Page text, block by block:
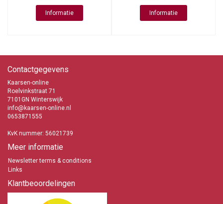
Informatie Informatie
Contactgegevens
Kaarsen-online
Roelvinkstraat 71
7101GN Winterswijk
info@kaarsen-online.nl
0653871555
KvK nummer: 56021739
Meer informatie
Newsletter terms & conditions
Links
Klantbeoordelingen